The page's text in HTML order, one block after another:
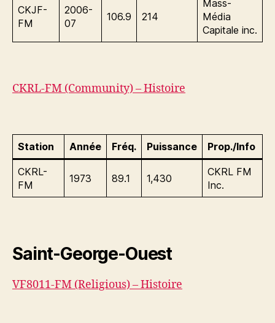
CKJF-
FM
2006-
07
106.9 214
Mass-
Média
Capitale inc.
CKRL-FM (Community) – Histoire
Station Année Fréq. Puissance Prop./Info
CKRL-
FM
1973 89.1 1,430
CKRL FM
Inc.
Saint-George-Ouest
VF8011-FM (Religious) – Histoire